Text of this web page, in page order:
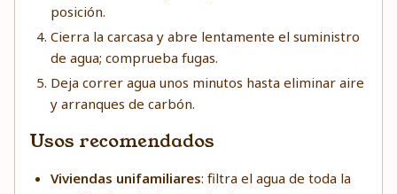
posición.
Cierra la carcasa y abre lentamente el suministro
de agua; comprueba fugas.
Deja correr agua unos minutos hasta eliminar aire
y arranques de carbón.
Usos recomendados
Viviendas unifamiliares: filtra el agua de toda la